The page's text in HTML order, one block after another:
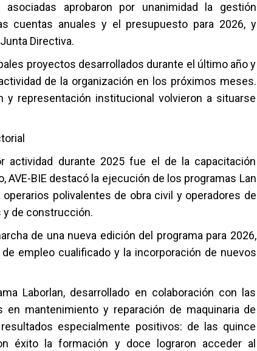
aprobaron por unanimidad la gestión
cuentas anuales y el presupuesto para 2026, y
Directiva.
proyectos desarrollados durante el último año y
de la organización en los próximos meses.
y representación institucional volvieron a situarse
actividad durante 2025 fue el de la capacitación
BIE destacó la ejecución de los programas Lan
polivalentes de obra civil y operadores de
y de construcción.
de una nueva edición del programa para 2026,
empleo cualificado y la incorporación de nuevos
Laborlan, desarrollado en colaboración con las
mantenimiento y reparación de maquinaria de
especialmente positivos: de las quince
éxito la formación y doce lograron acceder al